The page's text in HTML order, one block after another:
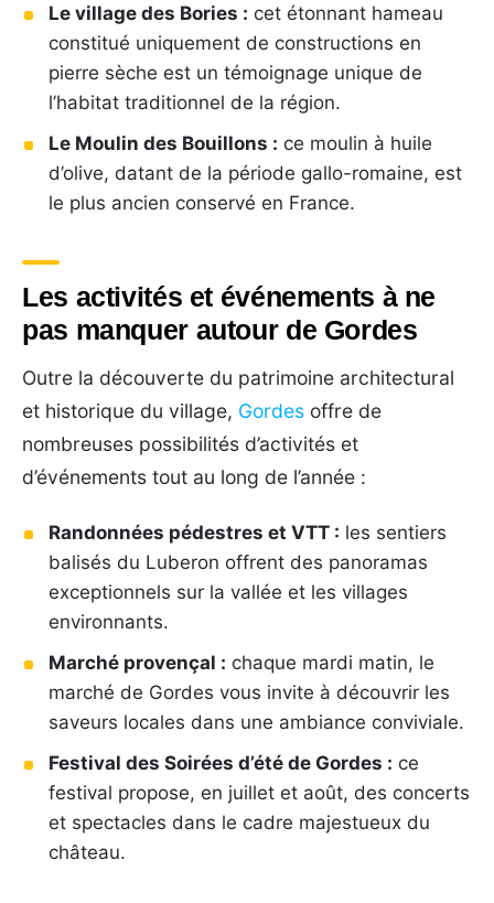
Le village des Bories : cet étonnant hameau
constitué uniquement de constructions en
pierre sèche est un témoignage unique de
l’habitat traditionnel de la région.
Le Moulin des Bouillons : ce moulin à huile
d’olive, datant de la période gallo-romaine, est
le plus ancien conservé en France.
Les activités et événements à ne
pas manquer autour de Gordes
Outre la découverte du patrimoine architectural
et historique du village, Gordes offre de
nombreuses possibilités d’activités et
d’événements tout au long de l’année :
Randonnées pédestres et VTT : les sentiers
balisés du Luberon offrent des panoramas
exceptionnels sur la vallée et les villages
environnants.
Marché provençal : chaque mardi matin, le
marché de Gordes vous invite à découvrir les
saveurs locales dans une ambiance conviviale.
Festival des Soirées d’été de Gordes : ce
festival propose, en juillet et août, des concerts
et spectacles dans le cadre majestueux du
château.